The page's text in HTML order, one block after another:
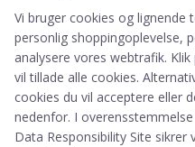
Ved tilmelding
opbevare dine
PRIK&STREGS
samtidig at modtage e-
kan til enhver tid
Vi bruger cookies og lignende
personlig shoppingoplevelse,
analysere vores webtrafik.
vil tillade alle cookies.
cookies du vil acceptere eller
nedenfor. I
Data Responsibility Site sikrer